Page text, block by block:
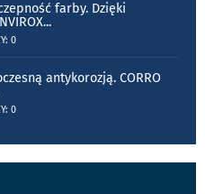
farby. Dzięki
...
0
antykorozją. CORRO
0